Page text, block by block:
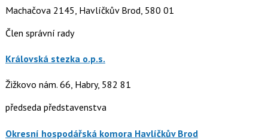
Machačova 2145, Havlíčkův Brod, 580 01
Člen správní rady
Královská stezka o.p.s.
Žižkovo nám. 66, Habry, 582 81
předseda představenstva
Okresní hospodářská komora Havlíčkův Brod